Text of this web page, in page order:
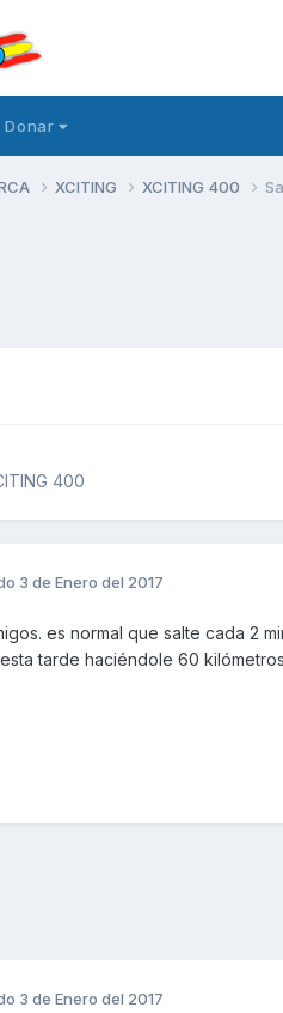
Donar
XCITING XCITING 400
400
3 de Enero del 2017
es normal que salte cada 2
tarde haciéndole 60
3 de Enero del 2017